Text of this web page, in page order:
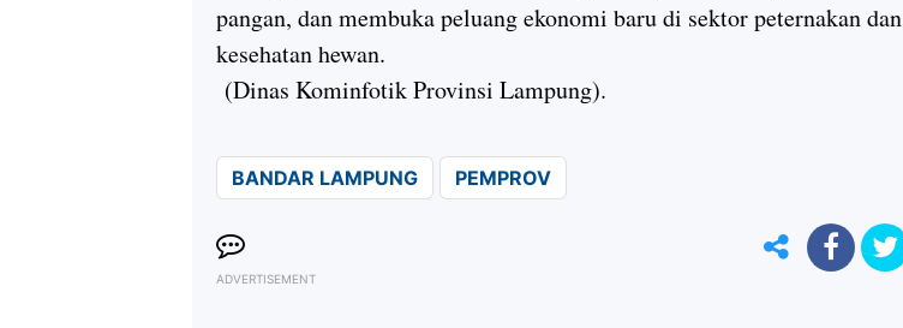
pangan, dan membuka peluang ekonomi baru di sektor peternakan dan
kesehatan hewan.
(Dinas Kominfotik Provinsi Lampung).
BANDAR LAMPUNG PEMPROV
ADVERTISEMENT